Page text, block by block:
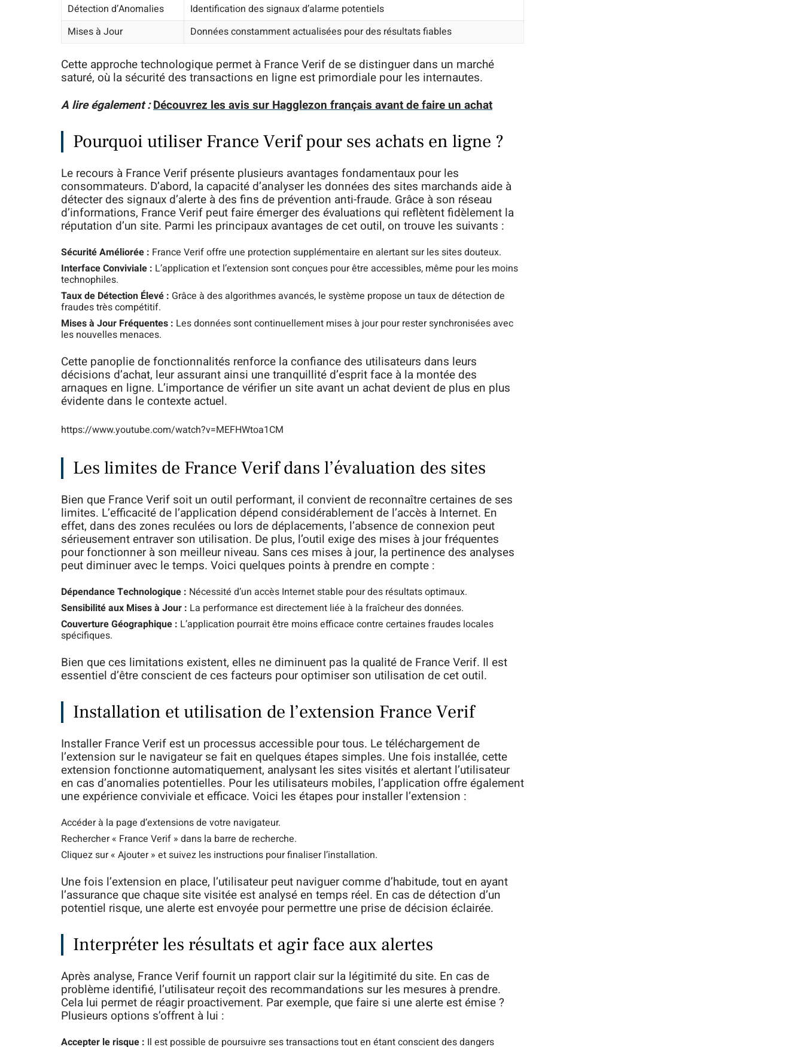
Détection d’Anomalies
Identification des signaux d’alarme potentiels
Mises à Jour
Données constamment actualisées pour des résultats fiables
Cette approche technologique permet à France Verif de se distinguer dans un marché
saturé, où la sécurité des transactions en ligne est primordiale pour les internautes.
A lire également :Découvrez les avis sur Hagglezon français avant de faire un achat
Pourquoi utiliser France Verif pour ses achats en ligne ?
Le recours à France Verif présente plusieurs avantages fondamentaux pour les
consommateurs. D’abord, la capacité d’analyser les données des sites marchands aide à
détecter des signaux d’alerte à des fins de prévention anti-fraude. Grâce à son réseau
d’informations, France Verif peut faire émerger des évaluations qui reflètent fidèlement la
réputation d’un site. Parmi les principaux avantages de cet outil, on trouve les suivants :
Sécurité Améliorée : France Verif offre une protection supplémentaire en alertant sur les sites douteux.
Interface Conviviale : L’application et l’extension sont conçues pour être accessibles, même pour les moins
technophiles.
Taux de Détection Élevé : Grâce à des algorithmes avancés, le système propose un taux de détection de
fraudes très compétitif.
Mises à Jour Fréquentes : Les données sont continuellement mises à jour pour rester synchronisées avec
les nouvelles menaces.
Cette panoplie de fonctionnalités renforce la confiance des utilisateurs dans leurs
décisions d’achat, leur assurant ainsi une tranquillité d’esprit face à la montée des
arnaques en ligne. L’importance de vérifier un site avant un achat devient de plus en plus
évidente dans le contexte actuel.
https://www.youtube.com/watch?v=MEFHWtoa1CM
Les limites de France Verif dans l’évaluation des sites
Bien que France Verif soit un outil performant, il convient de reconnaître certaines de ses
limites. L’efficacité de l’application dépend considérablement de l’accès à Internet. En
effet, dans des zones reculées ou lors de déplacements, l’absence de connexion peut
sérieusement entraver son utilisation. De plus, l’outil exige des mises à jour fréquentes
pour fonctionner à son meilleur niveau. Sans ces mises à jour, la pertinence des analyses
peut diminuer avec le temps. Voici quelques points à prendre en compte :
Dépendance Technologique : Nécessité d’un accès Internet stable pour des résultats optimaux.
Sensibilité aux Mises à Jour : La performance est directement liée à la fraîcheur des données.
Couverture Géographique : L’application pourrait être moins efficace contre certaines fraudes locales
spécifiques.
Bien que ces limitations existent, elles ne diminuent pas la qualité de France Verif. Il est
essentiel d’être conscient de ces facteurs pour optimiser son utilisation de cet outil.
Installation et utilisation de l’extension France Verif
Installer France Verif est un processus accessible pour tous. Le téléchargement de
l’extension sur le navigateur se fait en quelques étapes simples. Une fois installée, cette
extension fonctionne automatiquement, analysant les sites visités et alertant l’utilisateur
en cas d’anomalies potentielles. Pour les utilisateurs mobiles, l’application offre également
une expérience conviviale et efficace. Voici les étapes pour installer l’extension :
Accéder à la page d’extensions de votre navigateur.
Rechercher « France Verif » dans la barre de recherche.
Cliquez sur « Ajouter » et suivez les instructions pour finaliser l’installation.
Une fois l’extension en place, l’utilisateur peut naviguer comme d’habitude, tout en ayant
l’assurance que chaque site visitée est analysé en temps réel. En cas de détection d’un
potentiel risque, une alerte est envoyée pour permettre une prise de décision éclairée.
Interpréter les résultats et agir face aux alertes
Après analyse, France Verif fournit un rapport clair sur la légitimité du site. En cas de
problème identifié, l’utilisateur reçoit des recommandations sur les mesures à prendre.
Cela lui permet de réagir proactivement. Par exemple, que faire si une alerte est émise ?
Plusieurs options s’offrent à lui :
Accepter le risque : Il est possible de poursuivre ses transactions tout en étant conscient des dangers